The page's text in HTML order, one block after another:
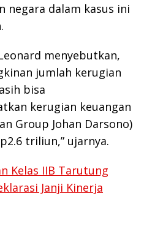
negara dalam kasus ini
menyebutkan,
jumlah kerugian
bisa
kerugian keuangan
Group Johan Darsono)
triliun,” ujarnya.
Kelas IIB Tarutung
Janji Kinerja